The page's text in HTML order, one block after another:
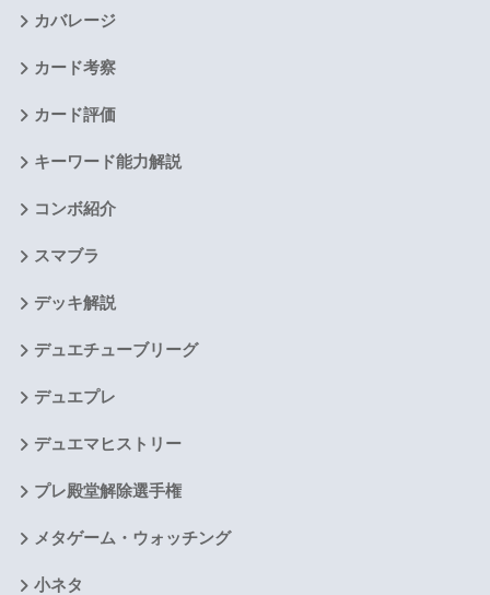
カバレージ
カード考察
カード評価
キーワード能力解説
コンボ紹介
スマブラ
デッキ解説
デュエチューブリーグ
デュエプレ
デュエマヒストリー
プレ殿堂解除選手権
メタゲーム・ウォッチング
小ネタ